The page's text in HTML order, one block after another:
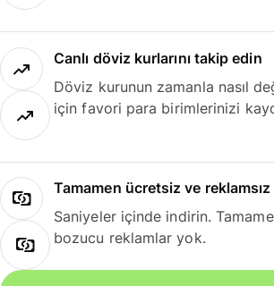
Canlı döviz kurlarını takip edin
Döviz kurunun zamanla nasıl
için favori para birimlerinizi
Tamamen ücretsiz ve reklamsız
Saniyeler içinde indirin.
bozucu reklamlar yok.